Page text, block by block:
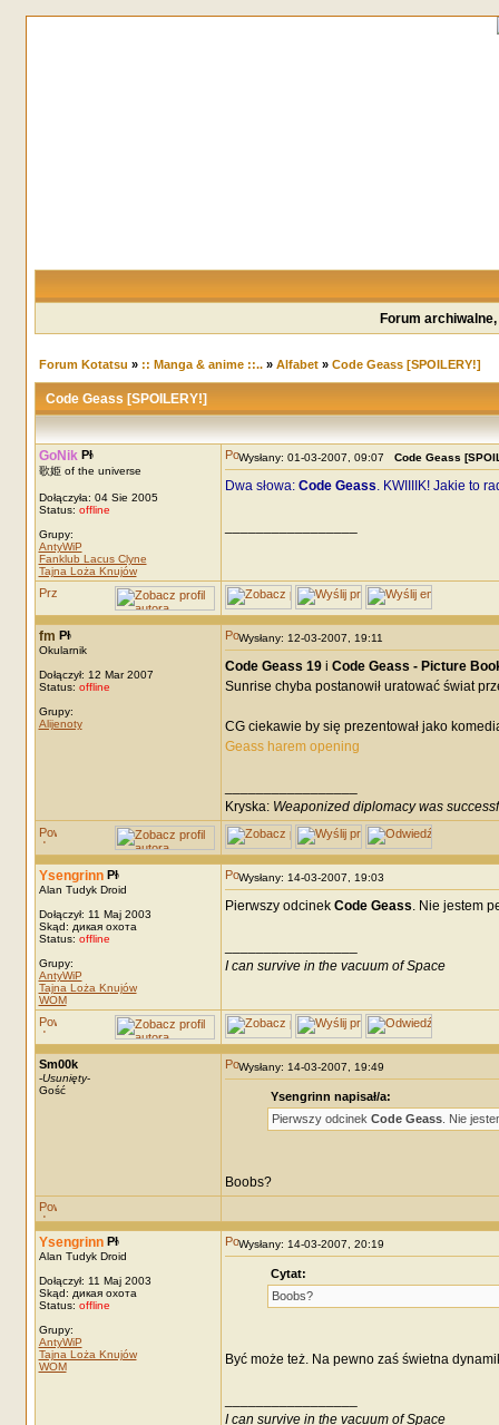
Forum
Forum Kotatsu » :: Manga & anime ::..» Alfabet» Code Geass [SPOILERY!]
Code Geass [SPOILERY!]
GoNik
歌姫 of the universe
Dołączyła: 04 Sie 2005
Status: offline
Grupy:
AntyWiP
Fanklub Lacus Clyne
Tajna Loża Knujów
Wysłany: 01-03-2007, 09:07 Code Geass
Dwa słowa: Code Geass. KWIIIIK! Jakie to
fm
Okularnik
Dołączył: 12 Mar 2007
Status: offline
Grupy:
Alijenoty
Wysłany: 12-03-2007, 19:11
Code Geass 19i Code Geass - Picture
Sunrise chyba postanowił uratować świat
CG ciekawie by się prezentował jako
Geass harem opening
Kryska: Weaponized diplomacy was
Ysengrinn
Alan Tudyk Droid
Dołączył: 11 Maj 2003
Skąd: дикая охота
Status: offline
Grupy:
AntyWiP
Tajna Loża Knujów
WOM
Wysłany: 14-03-2007, 19:03
Pierwszy odcinek Code Geass. Nie jestem
I can survive in the vacuum of Space
Sm00k
-Usunięty-
Gość
Wysłany: 14-03-2007, 19:49
Ysengrinn napisał/a:
Pierwszy odcinek Code Geass . Nie
Boobs?
Ysengrinn
Alan Tudyk Droid
Dołączył: 11 Maj 2003
Skąd: дикая охота
Status: offline
Grupy:
AntyWiP
Tajna Loża Knujów
WOM
Wysłany: 14-03-2007, 20:19
Cytat:
Boobs?
Być może też. Na pewno zaś świetna
I can survive in the vacuum of Space